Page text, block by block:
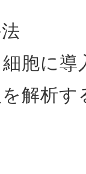
胞に導
解析す